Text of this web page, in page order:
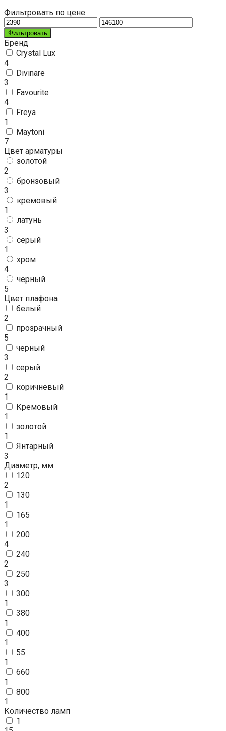
Фильтровать по цене
Фильтровать
Бренд
Crystal Lux
4
Divinare
3
Favourite
4
Freya
1
Maytoni
7
Цвет арматуры
золотой
2
бронзовый
3
кремовый
1
латунь
3
серый
1
хром
4
черный
5
Цвет плафона
белый
2
прозрачный
5
черный
3
серый
2
коричневый
1
Кремовый
1
золотой
1
Янтарный
3
Диаметр, мм
120
2
130
1
165
1
200
4
240
2
250
3
300
1
380
1
400
1
55
1
660
1
800
1
Количество ламп
1